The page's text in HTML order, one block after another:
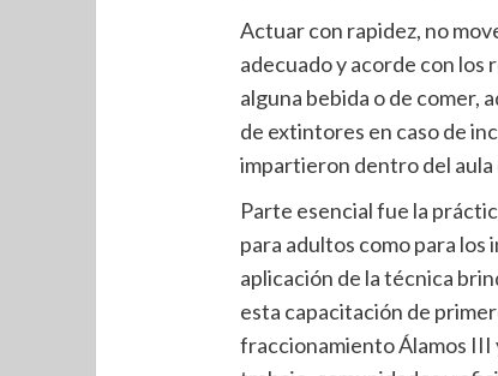
Actuar con rapidez, no
adecuado y acorde con los
alguna bebida o de comer,
de extintores en caso de
impartieron dentro del aula
Parte esencial fue la
para adultos como para los
aplicación de la técnica
esta capacitación de
fraccionamiento Álamos III